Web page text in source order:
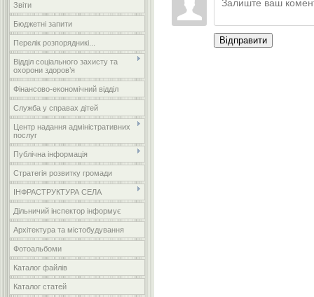
Звіти
Бюджетні запити
Перелік розпорядникі...
Відділ соціального захисту та
охорони здоров’я
Фінансово-економічний відділ
Служба у справах дітей
Центр надання адміністративних
послуг
Публічна інформація
Стратегія розвитку громади
ІНФРАСТРУКТУРА СЕЛА
Дільничий інспектор інформує
Архітектура та містобудування
Фотоальбоми
Каталог файлів
Каталог статей
Відправити